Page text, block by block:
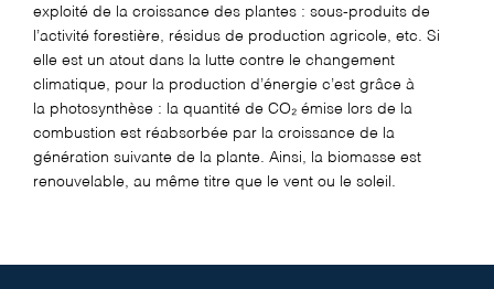
exploité de la croissance des plantes : sous-produits de
l’activité forestière, résidus de production agricole, etc. Si
elle est un atout dans la lutte contre le changement
climatique, pour la production d’énergie c’est grâce à
la photosynthèse : la quantité de CO₂ émise lors de la
combustion est réabsorbée par la croissance de la
génération suivante de la plante. Ainsi, la biomasse est
renouvelable, au même titre que le vent ou le soleil.